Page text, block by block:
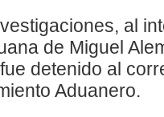
al
de Miguel
detenido al
Aduanero.